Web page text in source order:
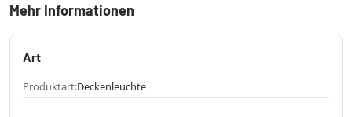
Mehr Informationen
Art
Produktart:Deckenleuchte